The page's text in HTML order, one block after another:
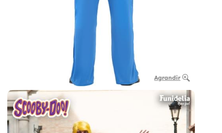
Agrandir